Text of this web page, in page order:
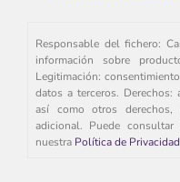
Responsable del fichero:
información sobre
Legitimación:
datos a terceros.
así como otros
adicional. Puede
nuestra Política de Privacidad